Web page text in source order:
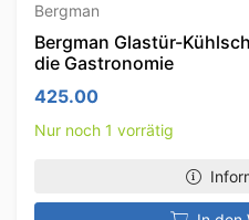
Bergman
Bergman Glastür-
die Gastronomie
425.00
Nur noch 1 vorrätig